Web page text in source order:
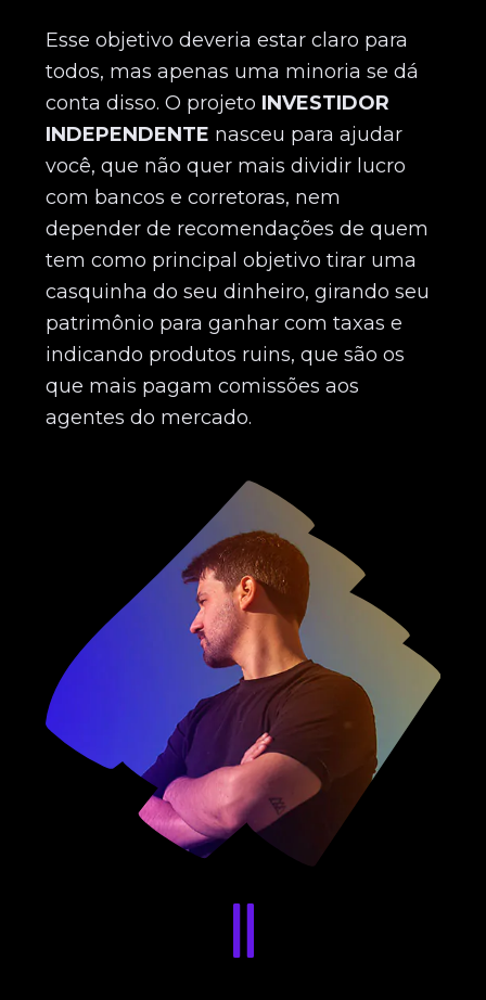
Esse objetivo deveria estar claro para
todos, mas apenas uma minoria se dá
conta disso. O projeto INVESTIDOR
INDEPENDENTE nasceu para ajudar
você, que não quer mais dividir lucro
com bancos e corretoras, nem
depender de recomendações de quem
tem como principal objetivo tirar uma
casquinha do seu dinheiro, girando seu
patrimônio para ganhar com taxas e
indicando produtos ruins, que são os
que mais pagam comissões aos
agentes do mercado.